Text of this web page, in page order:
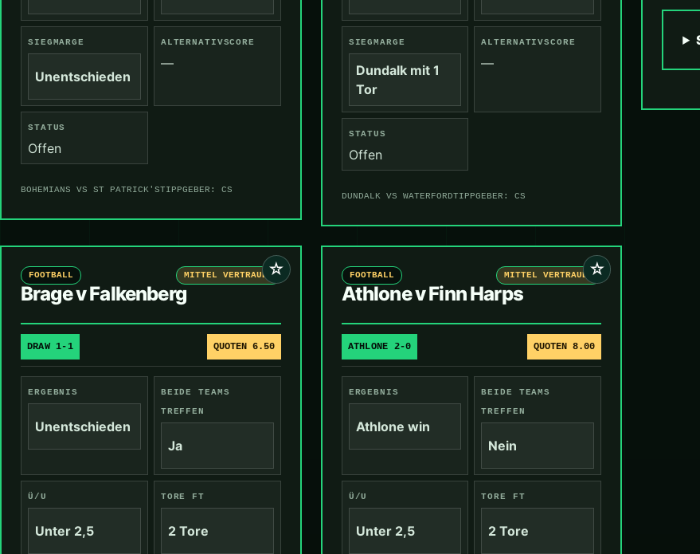
SIEGMARGE
Unentschieden
ALTERNATIVSCORE
—
STATUS
Offen
BOHEMIANS VS ST PATRICK'STIPPGEBER: CS
SIEGMARGE
Dundalk mit 1
Tor
ALTERNATIVSCORE
—
STATUS
Offen
DUNDALK VS WATERFORDTIPPGEBER: CS
☆
FOOTBALL MITTEL VERTRAUEN
Brage v Falkenberg
DRAW 1-1 QUOTEN 6.50
ERGEBNIS
Unentschieden
BEIDE TEAMS
TREFFEN
Ja
Ü/U
Unter 2,5
TORE FT
2 Tore
☆
FOOTBALL MITTEL VERTRAUEN
Athlone v Finn Harps
ATHLONE 2-0 QUOTEN 8.00
ERGEBNIS
Athlone win
BEIDE TEAMS
TREFFEN
Nein
Ü/U
Unter 2,5
TORE FT
2 Tore